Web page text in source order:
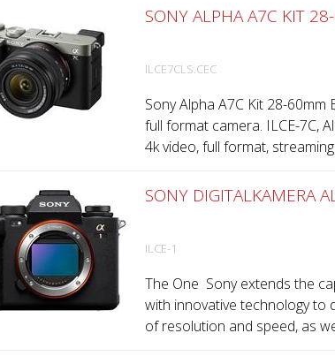
SONY ALPHA A7C KIT
ILCE7CLS.CEC
Sony Alpha A7C Kit 28-
full format camera. ILCE-7C,
4k video, full format,
SONY DIGITALKAMERA
ILCE-1
The One Sony extends the
with innovative technology to
of resolution and speed, as